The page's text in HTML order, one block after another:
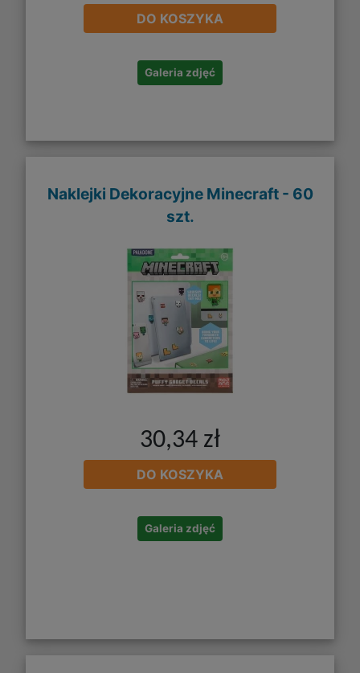
DO KOSZYKA
Galeria zdjęć
Naklejki Dekoracyjne Minecraft - 60
szt.
30,34 zł
DO KOSZYKA
Galeria zdjęć